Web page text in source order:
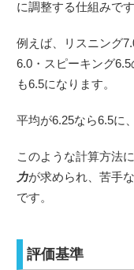
に調整する仕組みです
例えば、リスニング
6.0・スピーキング
も6.5になります。
平均が6.25なら6.5に
このような計算方法に
力が求められ、苦手
です。
評価基準